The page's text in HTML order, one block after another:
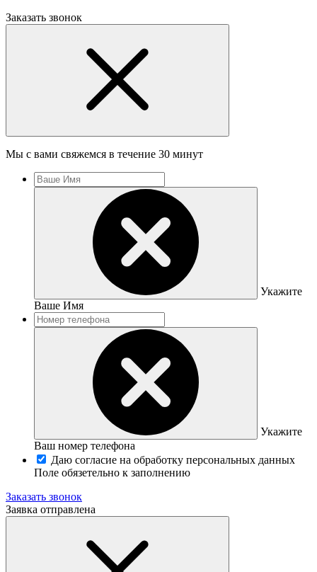
Заказать звонок
Мы с вами свяжемся в течение 30 минут
Укажите
Ваше Имя
Укажите
Ваш номер телефона
Даю согласие на обработку персональных данных
Поле обязетельно к заполнению
Заказать звонок
Заявка отправлена